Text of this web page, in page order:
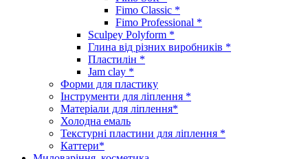
Fimo Classic *
Fimo Professional *
Sculpey Polyform *
Глина від різних виробників *
Пластилін *
Jam clay *
Форми для пластику
Інструменти для ліплення *
Матеріали для ліплення*
Холодна емаль
Текстурні пластини для ліплення *
Каттери*